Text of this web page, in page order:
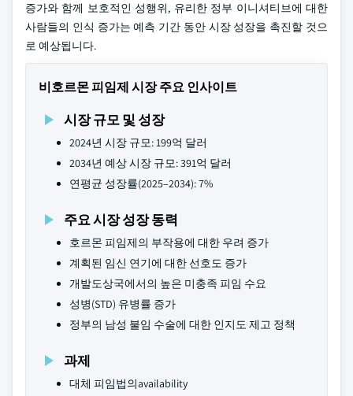
증가와 함께 보호적인 성행위, 유리한 정부 이니셔티브에 대한
사람들의 인식 증가는 예측 기간 동안 시장 성장을 촉진할 것으
로 예상됩니다.
비호르몬 피임제 시장 주요 인사이트
시장 규모 및 성장
2024년 시장 규모: 199억 달러
2034년 예상 시장 규모: 391억 달러
연평균 성장률(2025–2034): 7%
주요 시장 성장 동력
호르몬 피임제의 부작용에 대한 우려 증가
계획된 임신 연기에 대한 선호도 증가
개발도상국에서의 높은 미충족 피임 수요
성병(STD) 유병률 증가
정부의 남성 불임 수술에 대한 인지도 제고 정책
과제
대체 피임법의availability